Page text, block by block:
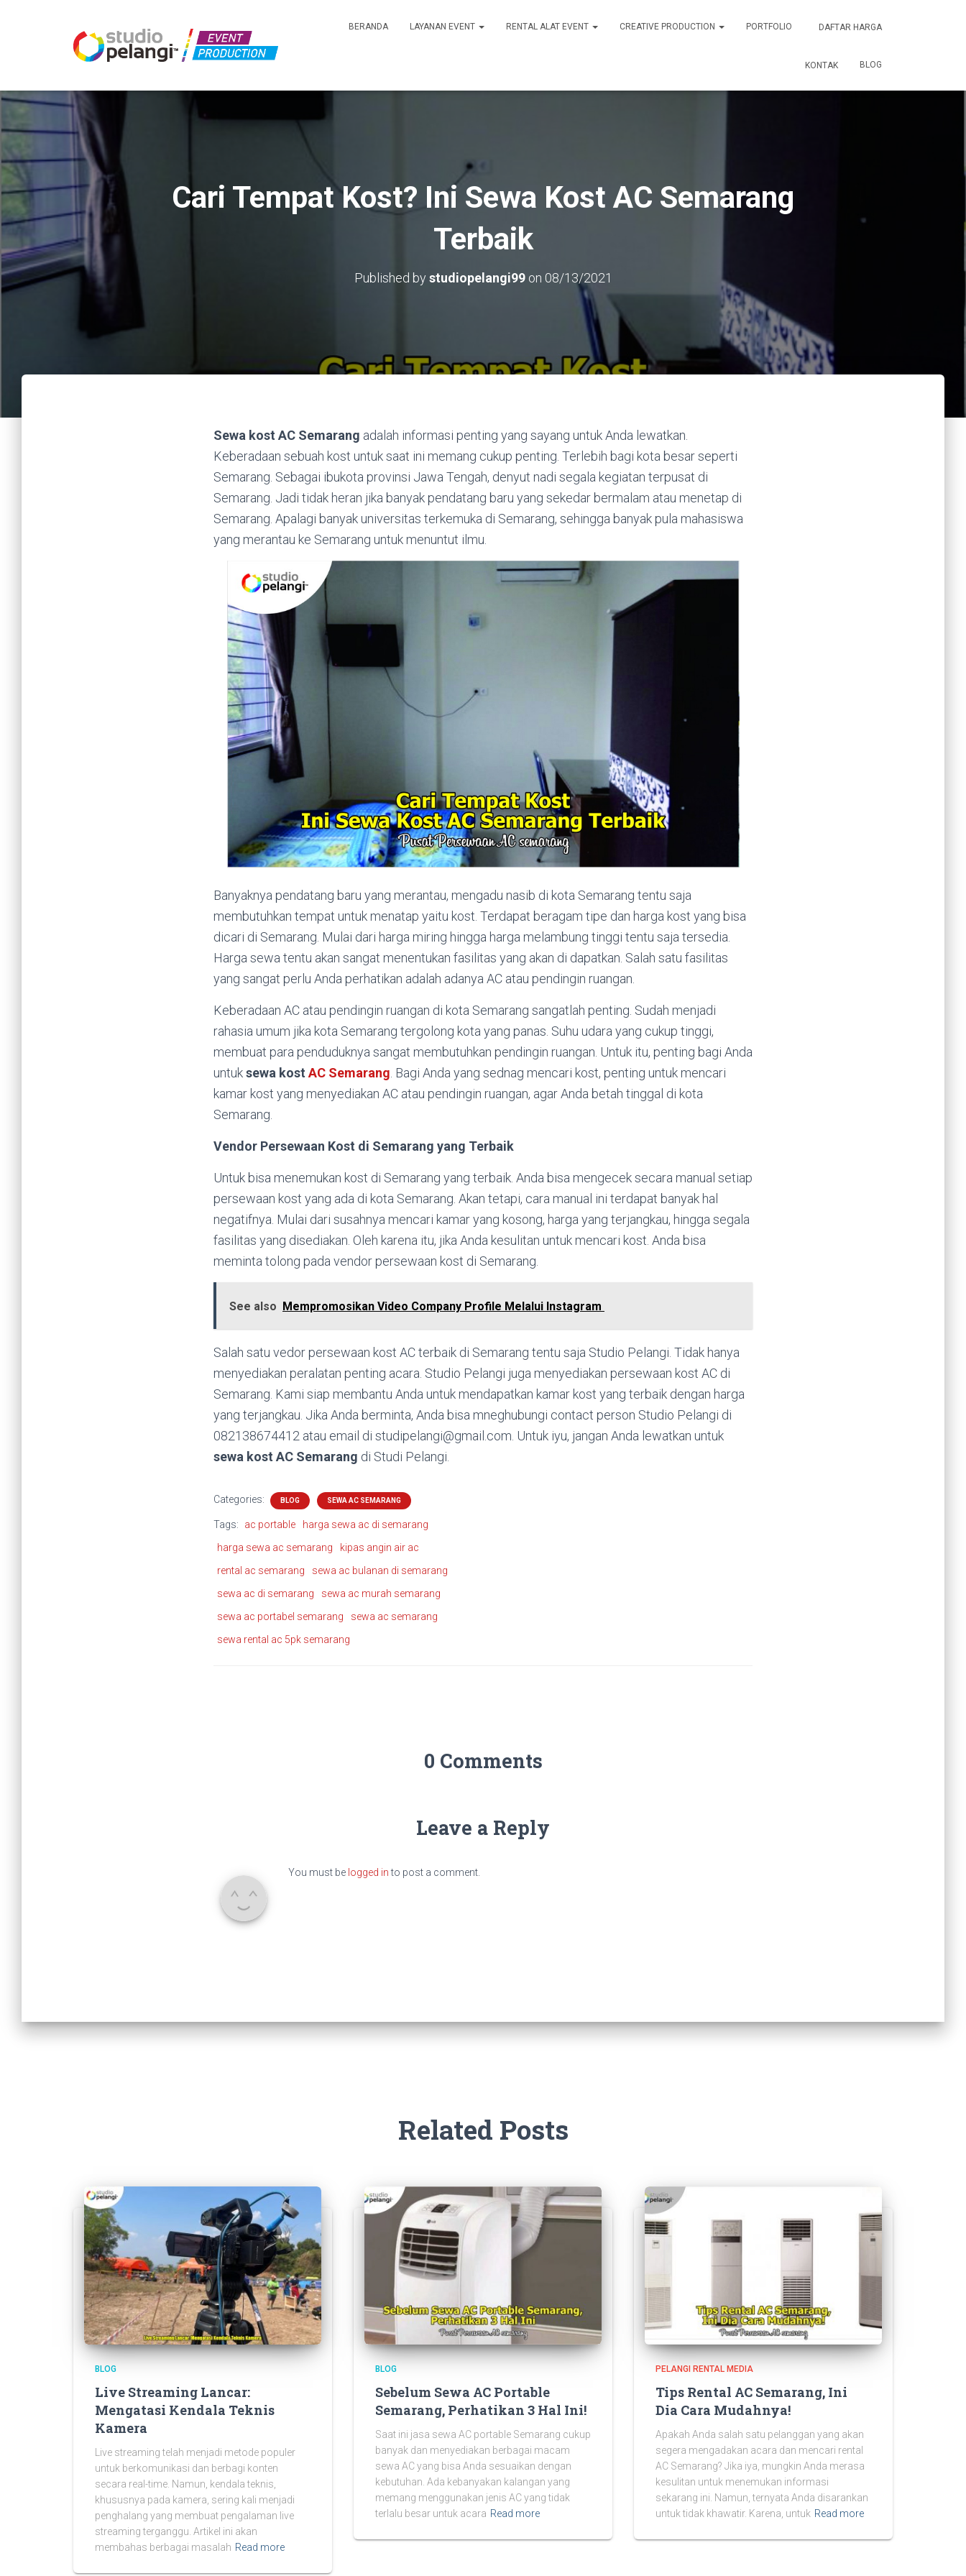
BERANDA LAYANAN EVENT RENTAL ALAT EVENT CREATIVE PRODUCTION PORTFOLIO DAFTAR HARGA
KONTAK BLOG
Cari Tempat Kost? Ini Sewa Kost AC Semarang
Terbaik
Published bystudiopelangi99on 08/13/2021
Sewa kost AC Semarang adalah informasi penting yang sayang untuk Anda lewatkan.
Keberadaan sebuah kost untuk saat ini memang cukup penting. Terlebih bagi kota besar seperti
Semarang. Sebagai ibukota provinsi Jawa Tengah, denyut nadi segala kegiatan terpusat di
Semarang. Jadi tidak heran jika banyak pendatang baru yang sekedar bermalam atau menetap di
Semarang. Apalagi banyak universitas terkemuka di Semarang, sehingga banyak pula mahasiswa
yang merantau ke Semarang untuk menuntut ilmu.
Banyaknya pendatang baru yang merantau, mengadu nasib di kota Semarang tentu saja
membutuhkan tempat untuk menatap yaitu kost. Terdapat beragam tipe dan harga kost yang bisa
dicari di Semarang. Mulai dari harga miring hingga harga melambung tinggi tentu saja tersedia.
Harga sewa tentu akan sangat menentukan fasilitas yang akan di dapatkan. Salah satu fasilitas
yang sangat perlu Anda perhatikan adalah adanya AC atau pendingin ruangan.
Keberadaan AC atau pendingin ruangan di kota Semarang sangatlah penting. Sudah menjadi
rahasia umum jika kota Semarang tergolong kota yang panas. Suhu udara yang cukup tinggi,
membuat para penduduknya sangat membutuhkan pendingin ruangan. Untuk itu, penting bagi Anda
untuksewa kost AC Semarang . Bagi Anda yang sednag mencari kost, penting untuk mencari
kamar kost yang menyediakan AC atau pendingin ruangan, agar Anda betah tinggal di kota
Semarang.
Vendor Persewaan Kost d i Semarang yang Terbaik
Untuk bisa menemukan kost di Semarang yang terbaik. Anda bisa mengecek secara manual setiap
persewaan kost yang ada di kota Semarang. Akan tetapi, cara manual ini terdapat banyak hal
negatifnya. Mulai dari susahnya mencari kamar yang kosong, harga yang terjangkau, hingga segala
fasilitas yang disediakan. Oleh karena itu, jika Anda kesulitan untuk mencari kost. Anda bisa
meminta tolong pada vendor persewaan kost di Semarang.
See also Mempromosikan Video Company Profile Melalui Instagram
Salah satu vedor persewaan kost AC terbaik di Semarang tentu saja Studio Pelangi. Tidak hanya
menyediakan peralatan penting acara. Studio Pelangi juga menyediakan persewaan kost AC di
Semarang. Kami siap membantu Anda untuk mendapatkan kamar kost yang terbaik dengan harga
yang terjangkau. Jika Anda berminta, Anda bisa mneghubungi contact person Studio Pelangi di
082138674412 atau email di studipelangi@gmail.com. Untuk iyu, jangan Anda lewatkan untuk
sewa kost AC Semarang di Studi Pelangi.
Categories: BLOG SEWA AC SEMARANG
Tags: ac portable
harga sewa ac di semarang
harga sewa ac semarang
kipas angin air ac
rental ac semarang
sewa ac bulanan di semarang
sewa ac di semarang
sewa ac murah semarang
sewa ac portabel semarang
sewa ac semarang
sewa rental ac 5pk semarang
0 Comments
Leave a Reply
You must be logged into post a comment.
Related Posts
BLOG
Live Streaming Lancar:
Mengatasi Kendala Teknis
Kamera
Live streaming telah menjadi metode populer
untuk berkomunikasi dan berbagi konten
secara real-time. Namun, kendala teknis,
khususnya pada kamera, sering kali menjadi
penghalang yang membuat pengalaman live
streaming terganggu. Artikel ini akan
membahas berbagai masalah Read more
BLOG
Sebelum Sewa AC Portable
Semarang, Perhatikan 3 Hal Ini!
Saat ini jasa sewa AC portable Semarang cukup
banyak dan menyediakan berbagai macam
sewa AC yang bisa Anda sesuaikan dengan
kebutuhan. Ada kebanyakan kalangan yang
memang menggunakan jenis AC yang tidak
terlalu besar untuk acara Read more
PELANGI RENTAL MEDIA
Tips Rental AC Semarang, Ini
Dia Cara Mudahnya!
Apakah Anda salah satu pelanggan yang akan
segera mengadakan acara dan mencari rental
AC Semarang? Jika iya, mungkin Anda merasa
kesulitan untuk menemukan informasi
sekarang ini. Namun, ternyata Anda disarankan
untuk tidak khawatir. Karena, untuk Read more